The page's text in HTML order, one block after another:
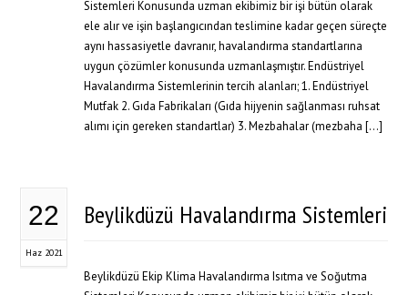
Sistemleri Konusunda uzman ekibimiz bir işi bütün olarak
ele alır ve işin başlangıcından teslimine kadar geçen süreçte
aynı hassasiyetle davranır, havalandırma standartlarına
uygun çözümler konusunda uzmanlaşmıştır. Endüstriyel
Havalandırma Sistemlerinin tercih alanları; 1. Endüstriyel
Mutfak 2. Gıda Fabrikaları (Gıda hijyenin sağlanması ruhsat
alımı için gereken standartlar) 3. Mezbahalar (mezbaha […]
22
Haz 2021
Beylikdüzü Havalandırma Sistemleri
Beylikdüzü Ekip Klima Havalandırma Isıtma ve Soğutma